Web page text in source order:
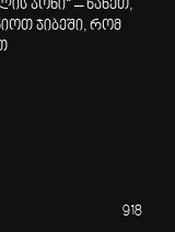
ჯოხი“ – ნახეთ,
ჯიბეში, რომ
918